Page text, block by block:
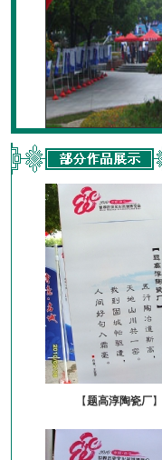
【题高淳陶瓷厂】